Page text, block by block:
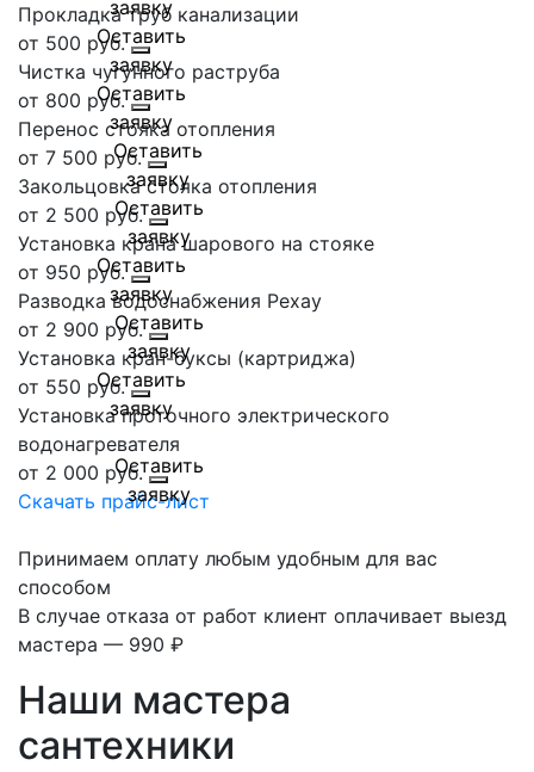
Прокладка труб канализации
от 500 руб.
Чистка чугунного раструба
от 800 руб.
Перенос стояка отопления
от 7 500 руб.
Закольцовка стояка отопления
от 2 500 руб.
Установка крана шарового на стояке
от 950 руб.
Разводка водоснабжения Рехау
от 2 900 руб.
Установка кран-буксы (картриджа)
от 550 руб.
Установка проточного электрического
водонагревателя
от 2 000 руб.
Скачать прайс-лист
Принимаем оплату любым удобным для вас
способом
В случае отказа от работ клиент оплачивает выезд
мастера — 990 ₽
Наши мастера
сантехники